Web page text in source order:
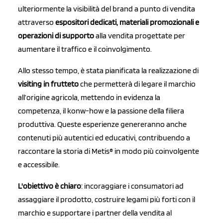
ulteriormente la visibilità del brand a punto di vendita
attraverso espositori dedicati, materiali promozionali e
operazioni di supportoalla vendita progettate per
aumentare il traffico e il coinvolgimento.
Allo stesso tempo, è stata pianificata la realizzazione di
visiting in fruttetoche permetterà di legare il marchio
all’origine agricola, mettendo in evidenza la
competenza, il konw-how e la passione della filiera
produttiva. Queste esperienze genereranno anche
contenuti più autentici ed educativi, contribuendo a
raccontare la storia di Metis® in modo più coinvolgente
e accessibile.
L'obiettivo è chiaro: incoraggiare i consumatori ad
assaggiare il prodotto, costruire legami più forti con il
marchio e supportare i partner della vendita al